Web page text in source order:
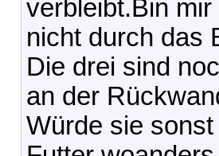
verbleibt.Bin
nicht durch das
Die drei sind
an der
Würde sie